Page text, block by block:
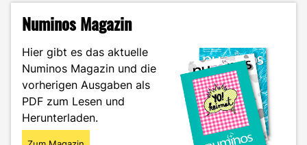
vermeiden"
Numinos Magazin
Hier gibt es das aktuelle
Numinos Magazin und die
vorherigen Ausgaben als
PDF zum Lesen und
Herunterladen.